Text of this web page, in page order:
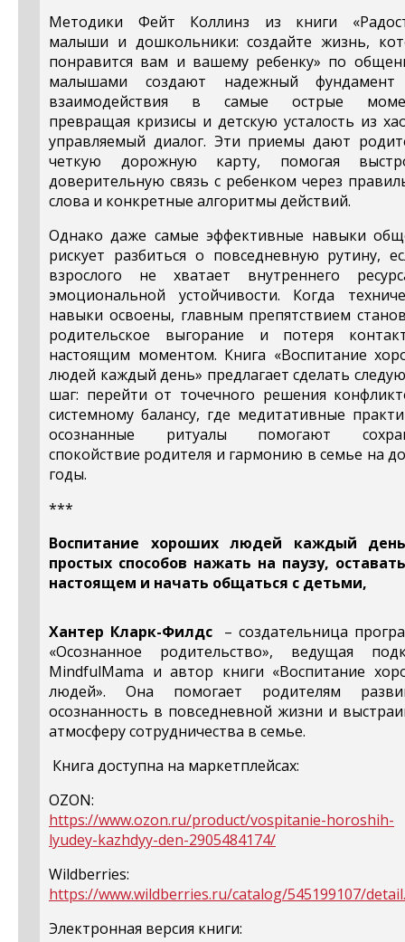
Методики Фейт Коллинз из книги
малыши и дошкольники: создайте жизнь,
понравится вам и вашему ребенку» по
малышами создают надежный фундамент
взаимодействия в самые острые
превращая кризисы и детскую усталость из
управляемый диалог. Эти приемы дают
четкую дорожную карту, помогая
доверительную связь с ребенком через
слова и конкретные алгоритмы действий.
Однако даже самые эффективные навыки
рискует разбиться о повседневную рутину,
взрослого не хватает внутреннего
эмоциональной устойчивости. Когда
навыки освоены, главным препятствием
родительское выгорание и потеря
настоящим моментом. Книга «Воспитание
людей каждый день» предлагает сделать
шаг: перейти от точечного решения
системному балансу, где медитативные
осознанные ритуалы помогают
спокойствие родителя и гармонию в семье на
годы.
***
Воспитание хороших людей каждый
простых способов нажать на паузу,
настоящем и начать общаться с детьми,
Хантер Кларк-Филдс – создательница
«Осознанное родительство», ведущая
MindfulMama и автор книги «Воспитание
людей». Она помогает родителям
осознанность в повседневной жизни и
атмосферу сотрудничества в семье.
Книга доступна на маркетплейсах:
OZON:
https://www.ozon.ru/product/vospitanie-horoshih-
lyudey-kazhdyy-den-2905484174/
Wildberries:
https://www.wildberries.ru/catalog/545199107/
Электронная версия книги: